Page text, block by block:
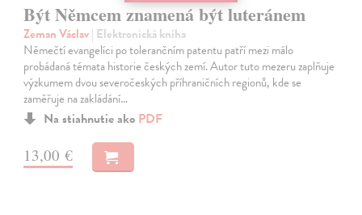
Být Němcem znamená být luteránem
Zeman Václav| Elektronická kniha
Němečtí evangelíci po tolerančním patentu patří mezi málo
probádaná témata historie českých zemí. Autor tuto mezeru zaplňuje
výzkumem dvou severočeských příhraničních regionů, kde se
zaměřuje na zakládání…
Na stiahnutie ako PDF
13,00 €